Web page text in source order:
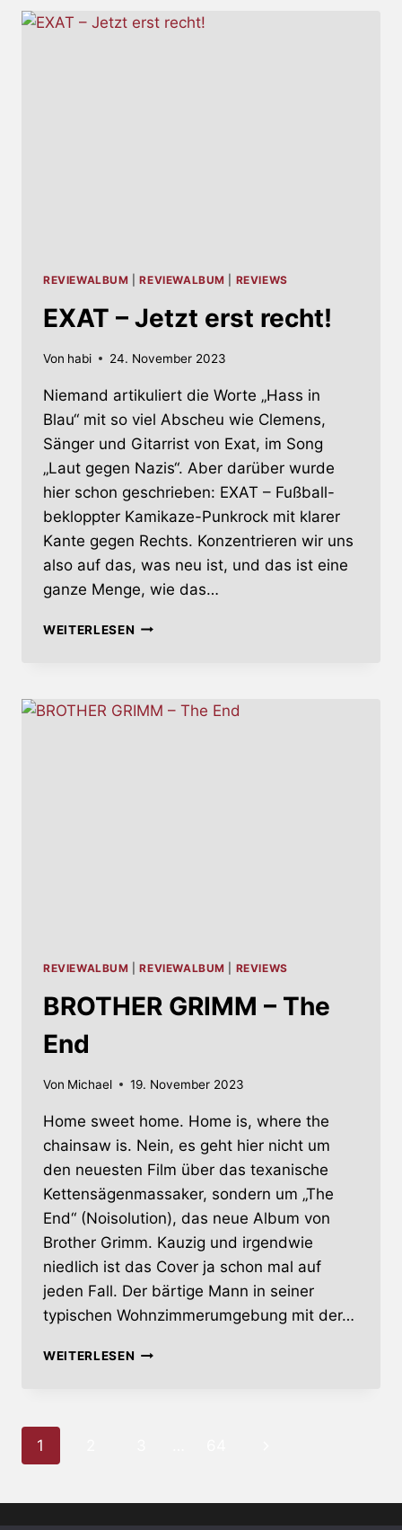
REVIEWALBUM |REVIEWALBUM REVIEWS
EXAT – Jetzt erst recht!
Von habi 24. November 2023
Niemand artikuliert die Worte „Hass in
Blau“ mit so viel Abscheu wie Clemens,
Sänger und Gitarrist von Exat, im Song
„Laut gegen Nazis“. Aber darüber wurde
hier schon geschrieben: EXAT – Fußball-
bekloppter Kamikaze-Punkrock mit klarer
Kante gegen Rechts. Konzentrieren wir uns
also auf das, was neu ist, und das ist eine
ganze Menge, wie das…
WEITERLESENEXAT
REVIEWALBUM |REVIEWALBUM REVIEWS
BROTHER GRIMM – The
End
Von Michael 19. November 2023
Home sweet home. Home is, where the
chainsaw is. Nein, es geht hier nicht um
den neuesten Film über das texanische
Kettensägenmassaker, sondern um „The
End“ (Noisolution), das neue Album von
Brother Grimm. Kauzig und irgendwie
niedlich ist das Cover ja schon mal auf
jeden Fall. Der bärtige Mann in seiner
typischen Wohnzimmerumgebung mit der…
WEITERLESENBROTHER
Seitennavigation
1